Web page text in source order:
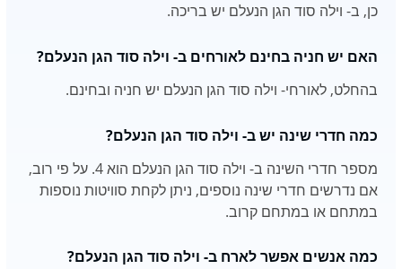
כן, ב- וילה סוד הגן הנעלם יש בריכה.
האם יש חניה בחינם לאורחים ב- וילה סוד הגן הנעלם?
בהחלט, לאורחי- וילה סוד הגן הנעלם יש חניה ובחינם.
כמה חדרי שינה יש ב- וילה סוד הגן הנעלם?
מספר חדרי השינה ב- וילה סוד הגן הנעלם הוא 4. על פי רוב,
אם נדרשים חדרי שינה נוספים, ניתן לקחת סוויטות נוספות
במתחם או במתחם קרוב.
כמה אנשים אפשר לארח ב- וילה סוד הגן הנעלם?